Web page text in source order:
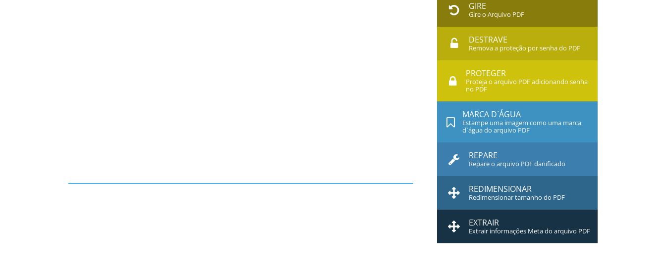
GIRE
Gire o Arquivo PDF
DESTRAVE
Remova a proteção por senha do PDF
PROTEGER
Proteja o arquivo PDF adicionando senha
no PDF
MARCA D`ÁGUA
Estampe uma imagem como uma marca
d`água do arquivo PDF
REPARE
Repare o arquivo PDF danificado
REDIMENSIONAR
Redimensionar tamanho do PDF
EXTRAIR
Extrair informações Meta do arquivo PDF